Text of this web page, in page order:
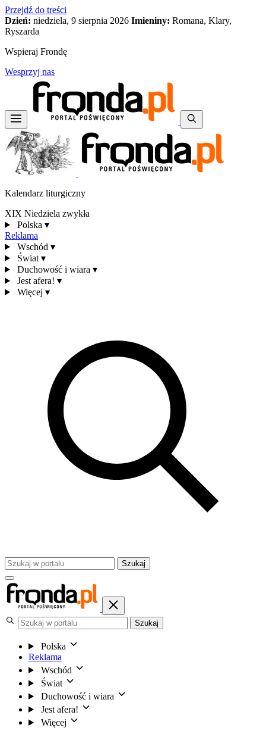
Przejdź do treści
Dzień: niedziela, 9 sierpnia 2026 Imieniny: Romana, Klary,
Ryszarda
Wspieraj Frondę
Wesprzyj nas
Kalendarz liturgiczny
XIX Niedziela zwykła
Polska ▾
Reklama
Wschód ▾
Świat ▾
Duchowość i wiara ▾
Jest afera! ▾
Więcej ▾
Szukaj
Szukaj
Polska
Reklama
Wschód
Świat
Duchowość i wiara
Jest afera!
Więcej